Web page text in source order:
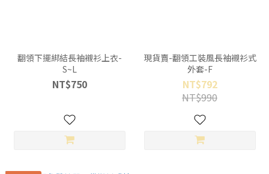
翻領下擺綁結長袖襯衫上衣-
S~L
NT$750
現貨賣-翻領工裝風長袖襯衫式
外套-F
NT$792
NT$990